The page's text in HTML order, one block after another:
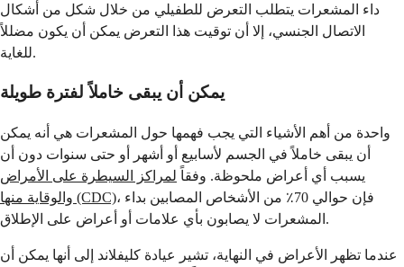
داء المشعرات يتطلب التعرض للطفيلي من خلال شكل من أشكال
الاتصال الجنسي، إلا أن توقيت هذا التعرض يمكن أن يكون مضللاً
للغاية.
يمكن أن يبقى خاملاً لفترة طويلة
واحدة من أهم الأشياء التي يجب فهمها حول المشعرات هي أنه يمكن
أن يبقى خاملاً في الجسم لأسابيع أو أشهر أو حتى سنوات دون أن
يسبب أي أعراض ملحوظة. وفقاً لمراكز السيطرة على الأمراض
والوقاية منها (CDC)، فإن حوالي 70٪ من الأشخاص المصابين بداء
المشعرات لا يصابون بأي علامات أو أعراض على الإطلاق.
عندما تظهر الأعراض في النهاية، تشير عيادة كليفلاند إلى أنها يمكن أن